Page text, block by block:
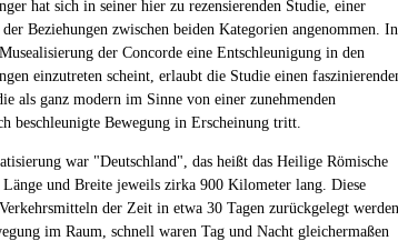
hat sich in seiner hier zu rezensierenden Studie, einer
Beziehungen zwischen beiden Kategorien angenommen. In
der Concorde eine Entschleunigung in den
einzutreten scheint, erlaubt die Studie einen
als ganz modern im Sinne von einer zunehmenden
beschleunigte Bewegung in Erscheinung tritt.
war "Deutschland", das heißt das Heilige Römische
und Breite jeweils zirka 900 Kilometer lang. Diese
der Zeit in etwa 30 Tagen zurückgelegt
im Raum, schnell waren Tag und Nacht gleichermaßen